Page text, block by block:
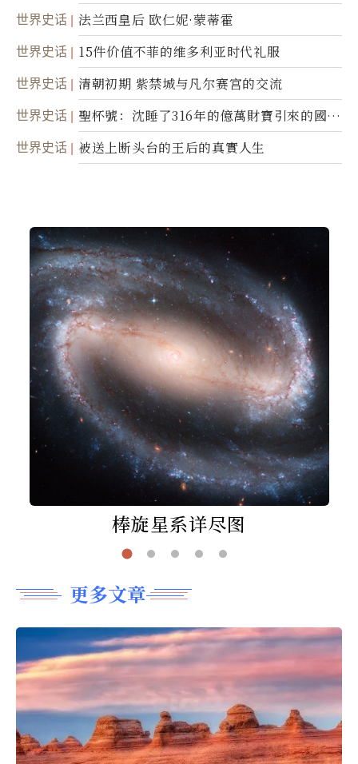
家乔治．欧威尔
世界史话 法兰西皇后 欧仁妮·蒙蒂霍
世界史话 15件价值不菲的维多利亚时代礼服
世界史话 清朝初期 紫禁城与凡尔赛宫的交流
世界史话
聖杯號：沈睡了316年的億萬財寶引來的國際
糾紛
世界史话 被送上断头台的王后的真實人生
棒旋星系详尽图
更多文章